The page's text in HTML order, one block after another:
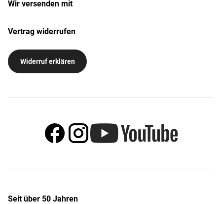
Wir versenden mit
Vertrag widerrufen
Widerruf erklären
Seit über 50 Jahren